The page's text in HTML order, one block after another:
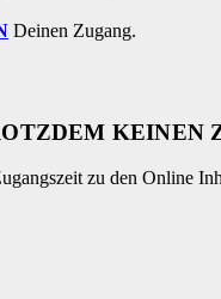
Deinen Zugang.
KEINEN
zu den Online